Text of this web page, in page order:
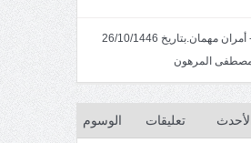
خطبة الجمعة٢- أمران مهمان.بتاريخ 26/10/1446
المرهون
الأحدث تعليقات الوسوم